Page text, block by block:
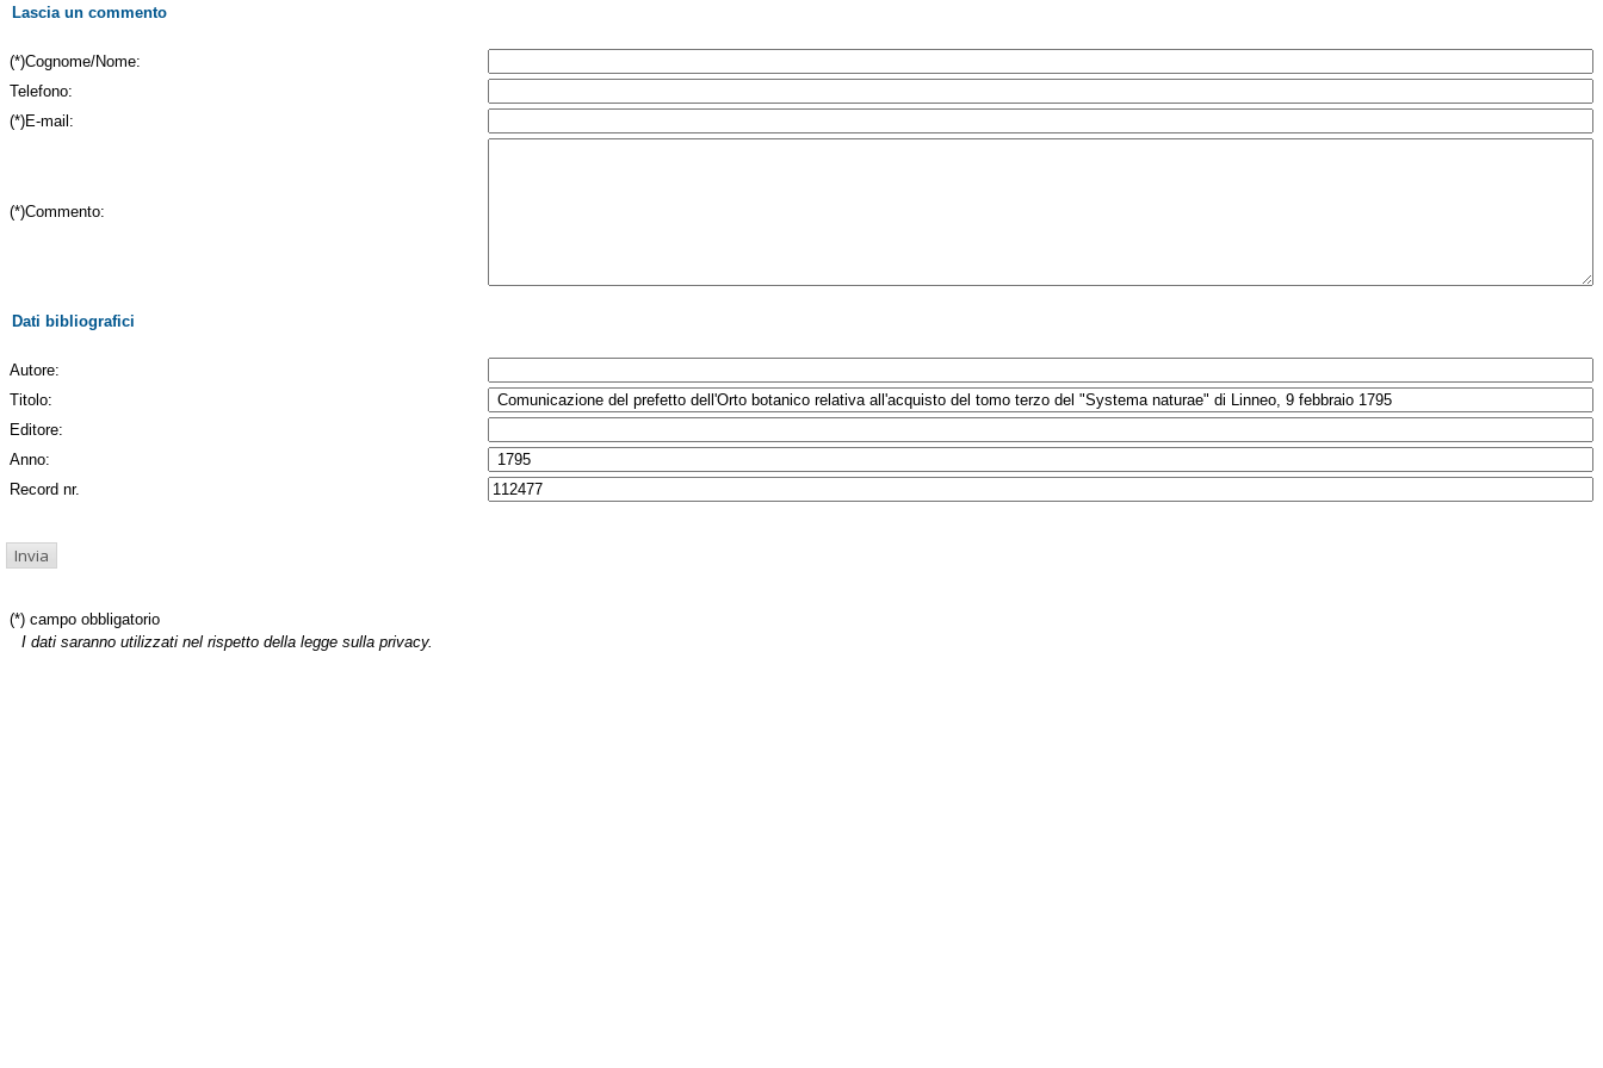
Lascia un commento
(*)Cognome/Nome:
Telefono:
(*)E-mail:
(*)Commento:
Dati bibliografici
Autore:
Titolo:
Editore:
Anno:
Record nr.
(*) campo obbligatorio
I dati saranno utilizzati nel rispetto della legge sulla privacy.